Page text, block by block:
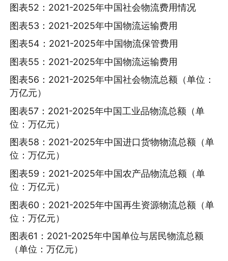
图表52：2021-2025年中国社会物流费用情况
图表53：2021-2025年中国物流运输费用
图表54：2021-2025年中国物流保管费用
图表55：2021-2025年中国物流运输费用
图表56：2021-2025年中国社会物流总额（单位：
万亿元）
图表57：2021-2025年中国工业品物流总额（单
位：万亿元）
图表58：2021-2025年中国进口货物物流总额（单
位：万亿元）
图表59：2021-2025年中国农产品物流总额（单
位：万亿元）
图表60：2021-2025年中国再生资源物流总额（单
位：万亿元）
图表61：2021-2025年中国单位与居民物流总额
（单位：万亿元）